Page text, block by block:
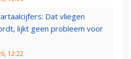
Dat vliegen
lijkt geen probleem voor
12:22